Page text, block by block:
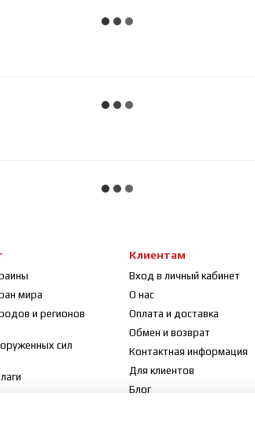
мира
и регионов
сил
Клиентам
Вход в личный кабинет
О нас
Оплата и доставка
Обмен и возврат
Контактная информация
Для клиентов
Блог